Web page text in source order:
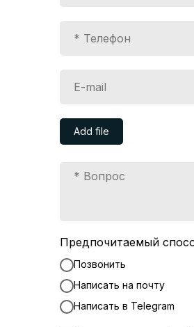
Add file
Предпочитаемый
Позвонить
Написать на почту
Написать в Telegram